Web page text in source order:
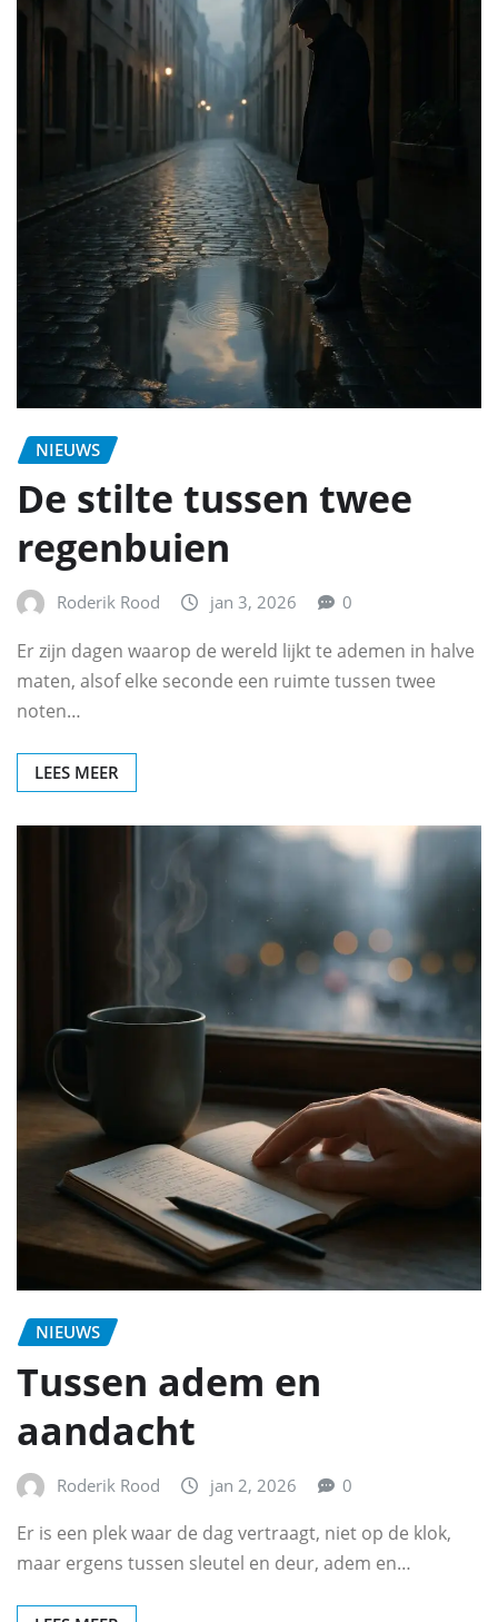
NIEUWS
De stilte tussen twee
regenbuien
Roderik Rood jan 3, 2026 0
Er zijn dagen waarop de wereld lijkt te ademen in halve
maten, alsof elke seconde een ruimte tussen twee
noten…
LEES MEER
NIEUWS
Tussen adem en
aandacht
Roderik Rood jan 2, 2026 0
Er is een plek waar de dag vertraagt, niet op de klok,
maar ergens tussen sleutel en deur, adem en…